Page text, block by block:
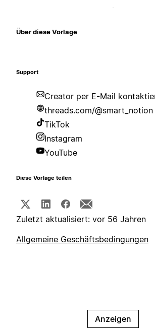
Über diese Vorlage
Support
Creator per E-Mail
threads.com/@smart_notion
TikTok
Instagram
YouTube
Diese Vorlage teilen
Zuletzt aktualisiert: vor 56 Jahren
Allgemeine Geschäftsbedingungen
Anzeigen